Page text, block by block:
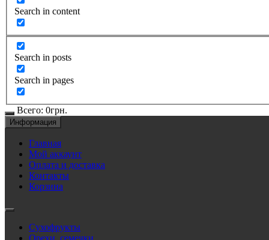
Search in content
Search in posts
Search in pages
Всего: 0грн.
Информация
Главная
Мой аккаунт
Оплата и доставка
Контакты
Корзина
Сухофрукты